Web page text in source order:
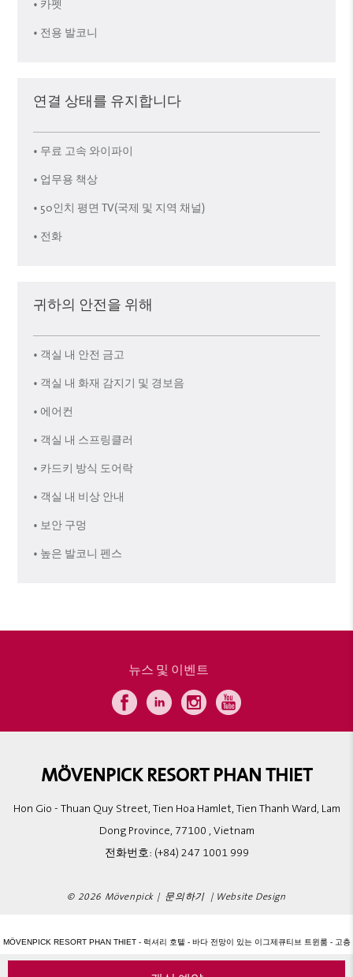
• 카펫
• 전용 발코니
연결 상태를 유지합니다
• 무료 고속 와이파이
• 업무용 책상
• 50인치 평면 TV(국제 및 지역 채널)
• 전화
귀하의 안전을 위해
• 객실 내 안전 금고
• 객실 내 화재 감지기 및 경보음
• 에어컨
• 객실 내 스프링클러
• 카드키 방식 도어락
• 객실 내 비상 안내
• 보안 구멍
• 높은 발코니 펜스
뉴스 및 이벤트
MÖVENPICK RESORT PHAN THIET
Hon Gio - Thuan Quy Street, Tien Hoa Hamlet, Tien Thanh Ward, Lam
Dong Province, 77100 , Vietnam
전화번호: (+84) 247 1001 999
© 2026 Mövenpick | 문의하기| Website Design
MÖVENPICK RESORT PHAN THIET - 럭셔리 호텔 - 바다 전망이 있는 이그제큐티브 트윈룸 - 고층